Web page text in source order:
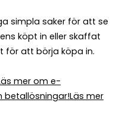
simpla saker för att se
köpt in eller skaffat
för att börja köpa in.
mer om e-
betallösningar!Läs mer